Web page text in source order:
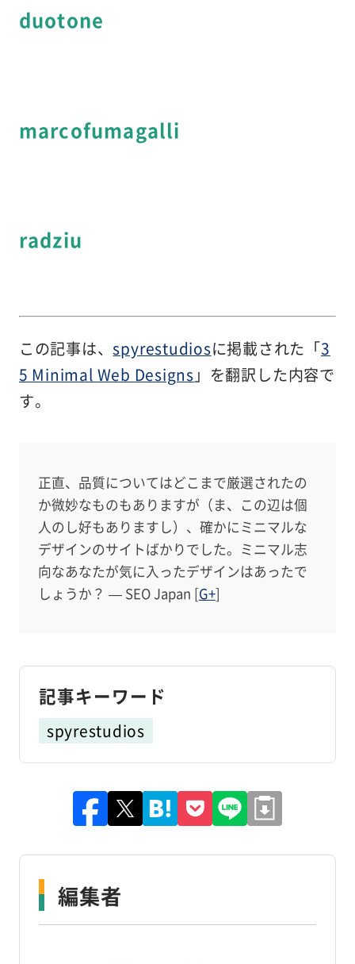
duotone
marcofumagalli
radziu
この記事は、spyrestudiosに掲載された「3
5 Minimal Web Designs 」を翻訳した内容で
す。
正直、品質についてはどこまで厳選されたの
か微妙なものもありますが（ま、この辺は個
人のし好もありますし）、確かにミニマルな
デザインのサイトばかりでした。ミニマル志
向なあなたが気に入ったデザインはあったで
しょうか？ — SEO Japan [G+]
記事キーワード
spyrestudios
編集者